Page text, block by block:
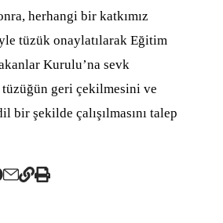
herhangi bir katkımız
tüzük onaylatılarak Eğitim
Kurulu’na sevk
geri çekilmesini ve
bir şekilde çalışılmasını talep